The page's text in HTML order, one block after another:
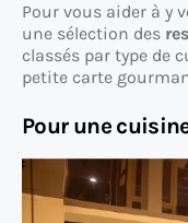
Pour vous aider à y
une sélection des
classés par type de
petite carte
Pour une